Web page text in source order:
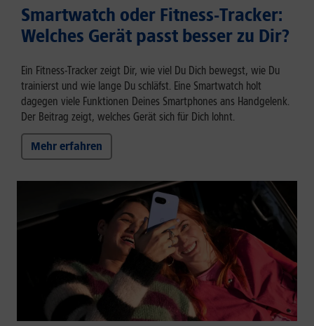
Smartwatch oder Fitness-Tracker:
Welches Gerät passt besser zu Dir?
Ein Fitness-Tracker zeigt Dir, wie viel Du Dich bewegst, wie Du
trainierst und wie lange Du schläfst. Eine Smartwatch holt
dagegen viele Funktionen Deines Smartphones ans Handgelenk.
Der Beitrag zeigt, welches Gerät sich für Dich lohnt.
Mehr erfahren